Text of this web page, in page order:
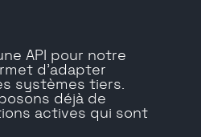
API pour notre
d'adapter
systèmes tiers.
déjà de
actives qui sont